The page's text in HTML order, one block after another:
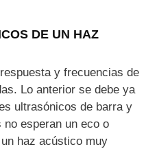
DE UN HAZ
y frecuencias de
Lo anterior se debe ya
ultrasónicos de barra y
esperan un eco o
haz acústico muy